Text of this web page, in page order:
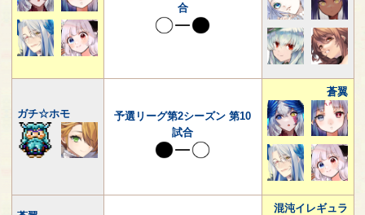
合
ガチ☆ホモ
予選リーグ第2シーズン 第10
試合
蒼翼
混沌イレギュラ